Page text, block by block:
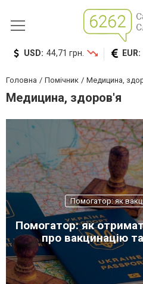
USD: 44,71 грн. EUR:
Головна Помічник Медицина,
Медицина, здоров'я
Помогатор: як
про вакцинацію